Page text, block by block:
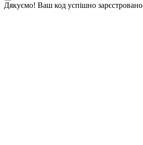
Дякуємо! Ваш код успішно зарєстровано